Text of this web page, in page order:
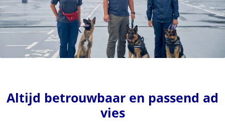
Altijd betrouwbaar en passend ad
vies